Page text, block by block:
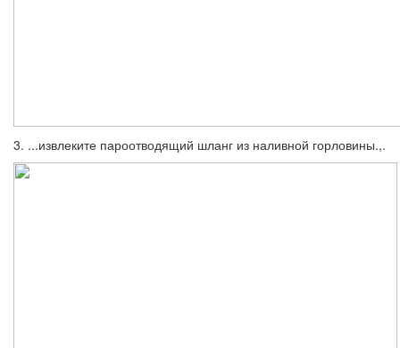
3. ...извлеките пароотводящий шланг из наливной горловины.,.